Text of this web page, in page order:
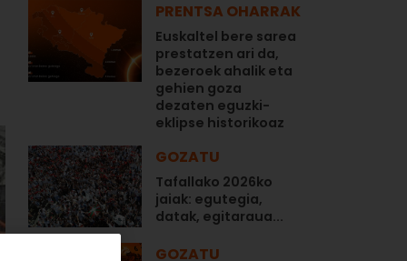
PRENTSA OHARRAK
Euskaltel bere sarea
prestatzen ari da,
bezeroek ahalik eta
gehien goza
dezaten eguzki-
eklipse historikoaz
GOZATU
Tafallako 2026ko
jaiak: egutegia,
datak, egitaraua...
GOZATU